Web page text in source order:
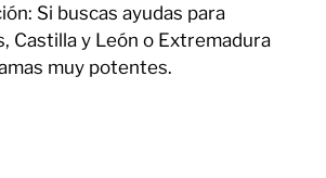
Si buscas ayudas para
Castilla y León o Extremadura
muy potentes.